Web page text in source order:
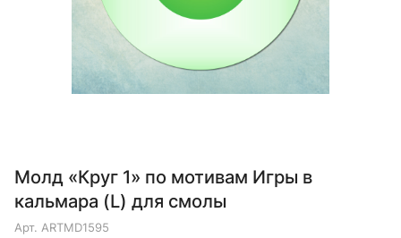
Молд «Круг 1» по мотивам Игры в
кальмара (L) для смолы
Арт. ARTMD1595